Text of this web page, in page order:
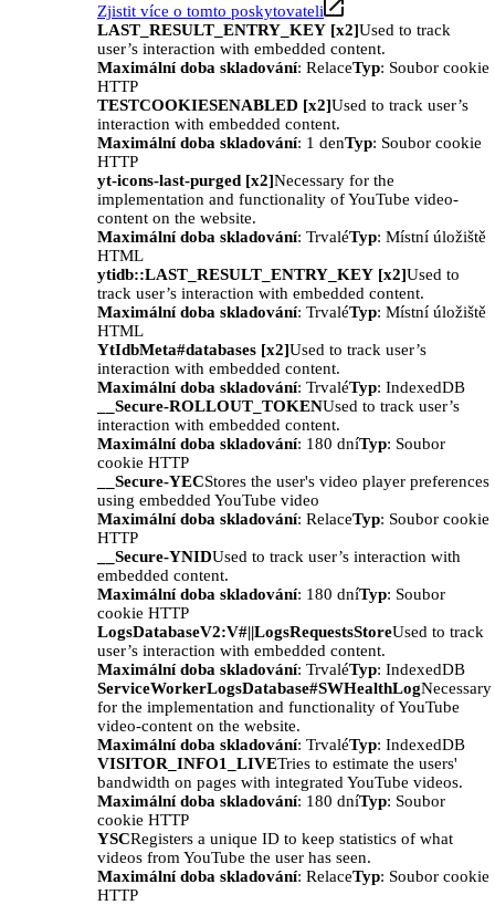
Zjistit více o tomto poskytovateli
LAST_RESULT_ENTRY_KEY [x2]Used to track
user’s interaction with embedded content.
Maximální doba skladování: RelaceTyp: Soubor cookie
HTTP
TESTCOOKIESENABLED [x2]Used to track user’s
interaction with embedded content.
Maximální doba skladování: 1 denTyp: Soubor cookie
HTTP
yt-icons-last-purged [x2]Necessary for the
implementation and functionality of YouTube video-
content on the website.
Maximální doba skladování: TrvaléTyp: Místní úložiště
HTML
ytidb::LAST_RESULT_ENTRY_KEY [x2]Used to
track user’s interaction with embedded content.
Maximální doba skladování: TrvaléTyp: Místní úložiště
HTML
YtIdbMeta#databases [x2]Used to track user’s
interaction with embedded content.
Maximální doba skladování: TrvaléTyp: IndexedDB
__Secure-ROLLOUT_TOKENUsed to track user’s
interaction with embedded content.
Maximální doba skladování: 180 dníTyp: Soubor
cookie HTTP
__Secure-YECStores the user's video player preferences
using embedded YouTube video
Maximální doba skladování: RelaceTyp: Soubor cookie
HTTP
__Secure-YNIDUsed to track user’s interaction with
embedded content.
Maximální doba skladování: 180 dníTyp: Soubor
cookie HTTP
LogsDatabaseV2:V#||LogsRequestsStoreUsed to track
user’s interaction with embedded content.
Maximální doba skladování: TrvaléTyp: IndexedDB
ServiceWorkerLogsDatabase#SWHealthLogNecessary
for the implementation and functionality of YouTube
video-content on the website.
Maximální doba skladování: TrvaléTyp: IndexedDB
VISITOR_INFO1_LIVETries to estimate the users'
bandwidth on pages with integrated YouTube videos.
Maximální doba skladování: 180 dníTyp: Soubor
cookie HTTP
YSCRegisters a unique ID to keep statistics of what
videos from YouTube the user has seen.
Maximální doba skladování: RelaceTyp: Soubor cookie
HTTP